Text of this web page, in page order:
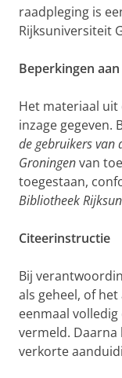
raadpleging is
Rijksuniversiteit
Beperkingen
Het materiaal
inzage gegeven.
de gebruikers van
Groningenvan
toegestaan,
Bibliotheek
Citeerinstructie
Bij
als geheel, of
eenmaal
vermeld.
verkorte